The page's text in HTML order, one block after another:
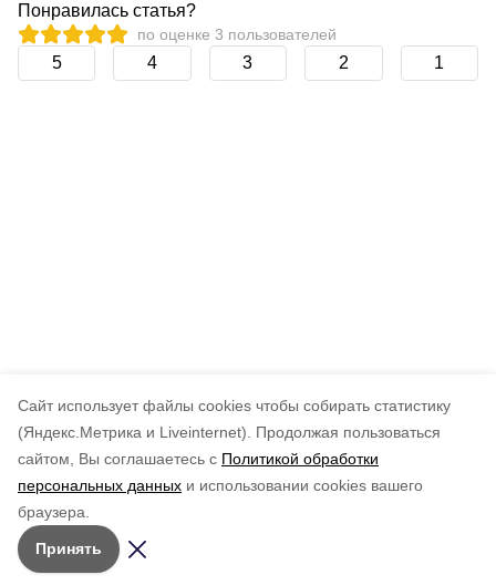
Cайт использует файлы cookies чтобы собирать статистику
(Яндекс.Метрика и Liveinternet).
Продолжая пользоваться
сайтом, Вы соглашаетесь с Политикой обработки
персональных данных и использовании cookies вашего
браузера.
Принять
Понравилась статья?
по оценке 3 пользователей
5 4 3 2 1